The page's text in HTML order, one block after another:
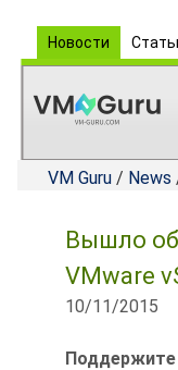
Новости
VM Guru / News
Вышло
VMware
10/11/2015
Поддержите